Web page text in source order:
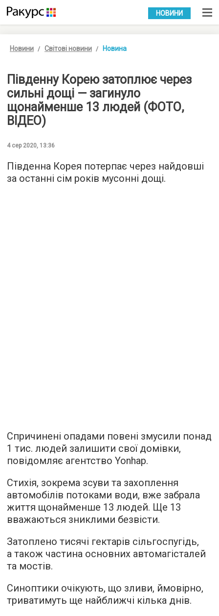
УКР РУС
НОВИНИ
Новини Світові новини Новина
Південну Корею затоплює через
сильні дощі — загинуло
щонайменше 13 людей (ФОТО,
ВІДЕО)
4 сер 2020, 13:36
Південна Корея потерпає через найдовші
за останні сім років мусонні дощі.
Спричинені опадами повені змусили понад
1 тис. людей залишити свої домівки,
повідомляє агентство Yonhap.
Стихія, зокрема зсуви та захоплення
автомобілів потоками води, вже забрала
життя щонайменше 13 людей. Ще 13
вважаються зниклими безвісти.
Затоплено тисячі гектарів сільгоспугідь,
а також частина основних автомагісталей
та мостів.
Синоптики очікують, що зливи, ймовірно,
триватимуть ще найближчі кілька днів.